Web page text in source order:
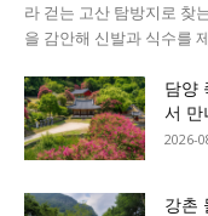
라 걷는 고산 탐방지로 찾
을 감안해 신발과 식수를
담양
서 만
2026-
강촌